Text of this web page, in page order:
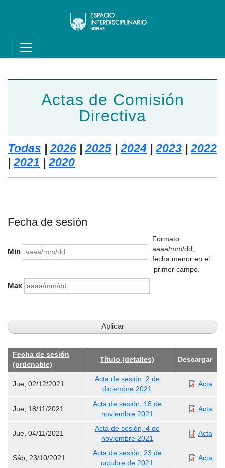
Main navigation
Actas de Comisión
Directiva
Todas | 2026 | 2025 | 2024 | 2023 | 2022
| 2021 | 2020
Fecha de sesión
Min
Max
Formato:
aaaa/mm/dd,
fecha menor en el
primer campo.
Fecha de sesión
(ordenable)
Título (detalles) Descargar
Jue, 02/12/2021
Acta de sesión, 2 de
diciembre 2021
Acta
Jue, 18/11/2021
Acta de sesión, 18 de
noviembre 2021
Acta
Jue, 04/11/2021
Acta de sesión, 4 de
noviembre 2021
Acta
Sáb, 23/10/2021
Acta de sesión, 23 de
octubre de 2021
Acta